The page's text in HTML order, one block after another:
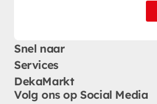
Snel naar
Services
DekaMarkt
Volg ons op Social Media